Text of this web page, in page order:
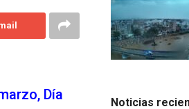
Día
Noticias